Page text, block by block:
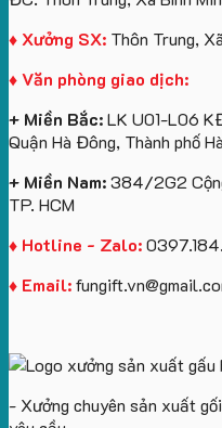
♦ Xưởng SX: Thôn Trung,
♦ Văn phòng giao dịch:
+ Miền Bắc:LK U01-L06
Quận Hà Đông, Thành phố
+ Miền Nam:384/2G2
TP. HCM
♦ Hotline - Zalo:
♦ Email:
- Xưởng chuyên sản xuất